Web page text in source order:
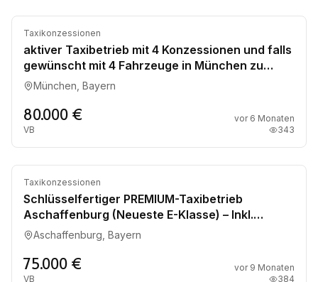
Zu verkaufen
Taxikonzessionen
aktiver Taxibetrieb mit 4 Konzessionen und falls
gewünscht mit 4 Fahrzeuge in München zu
verkaufen
München, Bayern
80.000 €
VB
vor 6 Monaten
343
Zu verkaufen
Taxikonzessionen
Schlüsselfertiger PREMIUM-Taxibetrieb
Aschaffenburg (Neueste E-Klasse) – Inkl.
Einarbeitung
Aschaffenburg, Bayern
75.000 €
VB
vor 9 Monaten
384